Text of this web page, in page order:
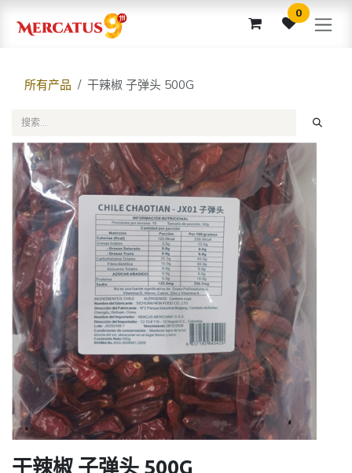
0
所有产品 干辣椒 子弹头 500G
干辣椒 子弹头 500G